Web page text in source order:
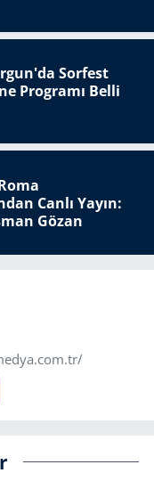
Sorfest
Programı Belli
Canlı Yayın:
Gözan